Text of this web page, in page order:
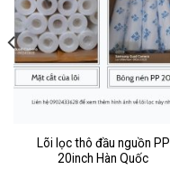
Lõi lọc thô đầu nguồn PP
20inch Hàn Quốc